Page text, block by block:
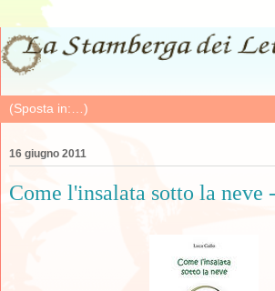
16 giugno 2011
Come l'insalata sotto la neve